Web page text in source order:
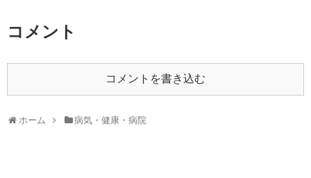
コメント
コメントを書き込む
ホーム 病気・健康・病院